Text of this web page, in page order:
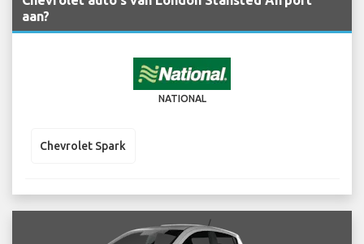
aan?
NATIONAL
Chevrolet Spark